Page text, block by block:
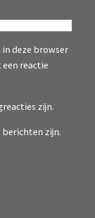
deze browser
reactie
zijn.
berichten zijn.